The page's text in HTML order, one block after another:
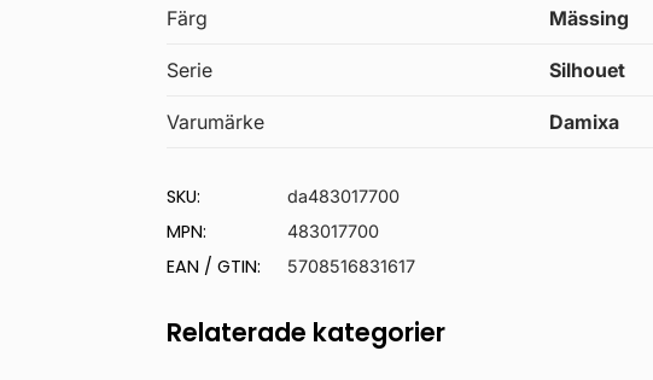
Färg Mässing
Serie Silhouet
Varumärke Damixa
SKU: da483017700
MPN: 483017700
EAN / GTIN: 5708516831617
Relaterade kategorier